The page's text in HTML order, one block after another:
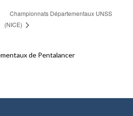
Championnats Départementaux UNSS
(NICE)
de Pentalancer